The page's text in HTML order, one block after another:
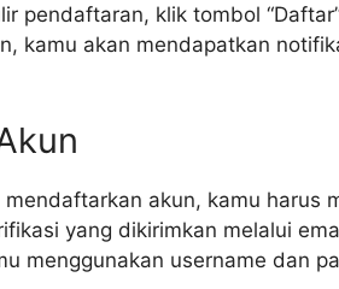
pendaftaran, klik tombol
kamu akan mendapatkan
akun, kamu harus
yang dikirimkan melalui
menggunakan username dan